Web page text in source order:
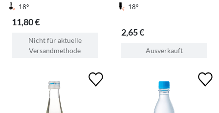
18°
11,80 €
Nicht für aktuelle
Versandmethode
18°
2,65 €
Ausverkauft